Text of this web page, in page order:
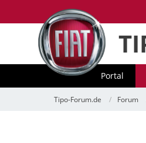
Portal
Tipo-Forum.de Forum